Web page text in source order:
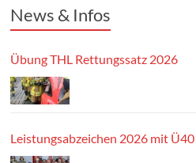
News & Infos
Übung THL Rettungssatz 2026
Leistungsabzeichen 2026 mit Ü40